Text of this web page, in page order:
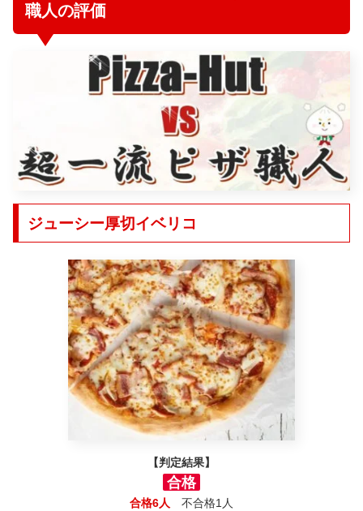
職人の評価
ジューシー厚切イベリコ
【判定結果】
合格
合格6人 不合格1人